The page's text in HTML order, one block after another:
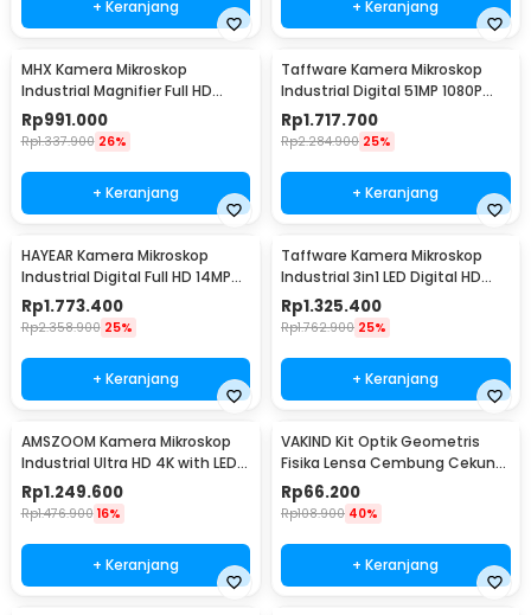
+ Keranjang + Keranjang
MHX Kamera Mikroskop
Industrial Magnifier Full HD
48MP 2K - V8
Rp991.000
Rp1.337.900 26%
+ Keranjang
Taffware Kamera Mikroskop
Industrial Digital 51MP 1080P
150X LED USB - MIC-213
Rp1.717.700
Rp2.284.900 25%
+ Keranjang
HAYEAR Kamera Mikroskop
Industrial Digital Full HD 14MP
1080P - HY60
Rp1.773.400
Rp2.358.900 25%
+ Keranjang
Taffware Kamera Mikroskop
Industrial 3in1 LED Digital HD
Lens 13MP - YZ130
Rp1.325.400
Rp1.762.900 25%
+ Keranjang
AMSZOOM Kamera Mikroskop
Industrial Ultra HD 4K with LED
Light - AZ4
Rp1.249.600
Rp1.476.900 16%
+ Keranjang
VAKIND Kit Optik Geometris
Fisika Lensa Cembung Cekung
Kotak Laser - GX-5002
Rp66.200
Rp108.900 40%
+ Keranjang